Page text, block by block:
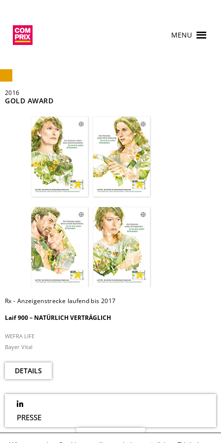
MENU
2016
GOLD AWARD
Rx - Anzeigenstrecke laufend bis 2017
Laif 900 – NATÜRLICH VERTRÄGLICH
WEFRA LIFE
Bayer Vital
DETAILS
PRESSE